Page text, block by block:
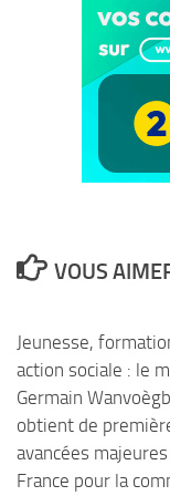
VOUS
Jeunesse,
action sociale : le
Germain
obtient de
avancées
France pour la